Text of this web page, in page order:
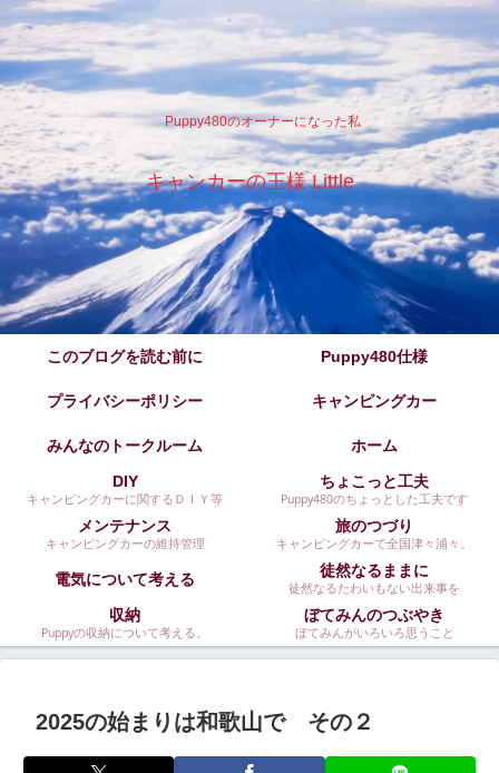
Puppy480のオーナーになった私
キャンカーの王様 Little
このブログを読む前に Puppy480仕様
プライバシーポリシー キャンピングカー
みんなのトークルーム
ホーム
DIY
キャンピングカーに関するＤＩＹ等
ちょこっと工夫
Puppy480のちょっとした工夫です
メンテナンス
キャンピングカーの維持管理
旅のつづり
キャンピングカーで全国津々浦々。
電気について考える 徒然なるままに
徒然なるたわいもない出来事を
収納
Puppyの収納について考える。
ぼてみんのつぶやき
ぼてみんがいろいろ思うこと
2025の始まりは和歌山で その２